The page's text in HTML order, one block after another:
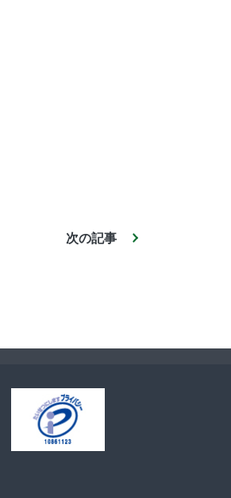
次の記事